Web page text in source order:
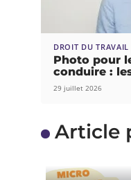
DROIT DU TRAVAIL
Photo pour
conduire :
29 juillet 2026
Article